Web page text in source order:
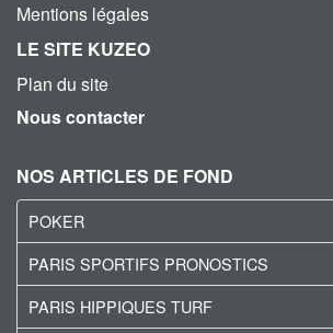
Mentions légales
LE SITE KUZEO
Plan du site
Nous contacter
NOS ARTICLES DE FOND
POKER
PARIS SPORTIFS PRONOSTICS
PARIS HIPPIQUES TURF